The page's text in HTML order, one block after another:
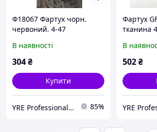
Ф18067 Фартух чорн.
червоний. 4-47
В наявності
304₴
Купити
YRE Professional💅🏻 85%
Фартух
тканина
В
502₴